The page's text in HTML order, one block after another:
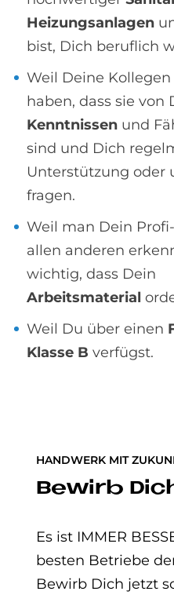
Heizungsanlagen
bist, Dich beruflich
Weil Deine
haben, dass sie von
Kenntnissen und
sind und Dich
Unterstützung oder
fragen.
Weil man Dein
allen anderen
wichtig, dass Dein
Arbeitsmaterial
Weil Du über einen
Klasse B verfügst.
HANDWERK MIT
Be­wirb
Es ist IMMER
besten Betriebe
Bewirb Dich jetzt